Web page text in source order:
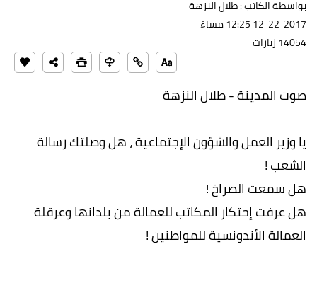
بواسطة الكاتب : طلال النزهة
12-22-2017 12:25 مساءً
14054 زيارات
صوت المدينة - طلال النزهة
يا وزير العمل والشؤون الإجتماعية ، هل وصلتك رسالة
الشعب !
هل سمعت الصراخ !
هل عرفت إحتكار المكاتب للعمالة من بلدانها وعرقلة
العمالة الأندونسية للمواطنين !